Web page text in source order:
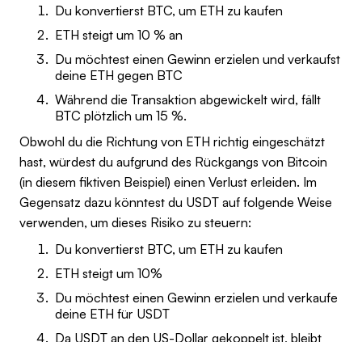
Du konvertierst BTC, um ETH zu kaufen
ETH steigt um 10 % an
Du möchtest einen Gewinn erzielen und verkaufst
deine ETH gegen BTC
Während die Transaktion abgewickelt wird, fällt
BTC plötzlich um 15 %.
Obwohl du die Richtung von ETH richtig eingeschätzt
hast, würdest du aufgrund des Rückgangs von Bitcoin
(in diesem fiktiven Beispiel) einen Verlust erleiden. Im
Gegensatz dazu könntest du USDT auf folgende Weise
verwenden, um dieses Risiko zu steuern:
Du konvertierst BTC, um ETH zu kaufen
ETH steigt um 10%
Du möchtest einen Gewinn erzielen und verkaufe
deine ETH für USDT
Da USDT an den US-Dollar gekoppelt ist, bleibt